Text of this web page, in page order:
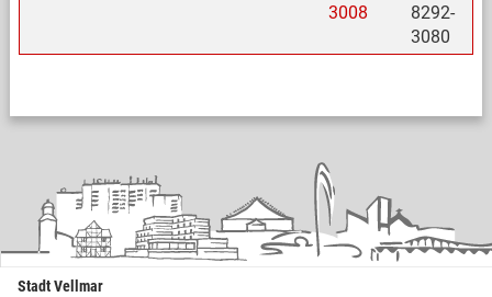
3008
8292-
3080
Stadt Vellmar